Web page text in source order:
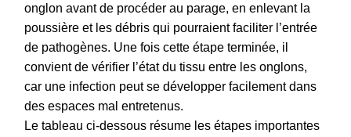
onglon avant de procéder au parage, en enlevant la
poussière et les débris qui pourraient faciliter l’entrée
de pathogènes. Une fois cette étape terminée, il
convient de vérifier l’état du tissu entre les onglons,
car une infection peut se développer facilement dans
des espaces mal entretenus.
Le tableau ci-dessous résume les étapes importantes